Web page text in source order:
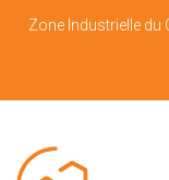
Zone Industrielle du